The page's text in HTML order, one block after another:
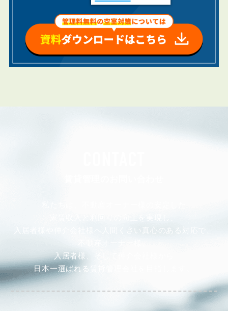
入居者様や仲介会社様へ人間くさい真心のある対応で、
入居者様、そして仲介会社様から
日本一選ばれる賃貸管理会社を目指します。